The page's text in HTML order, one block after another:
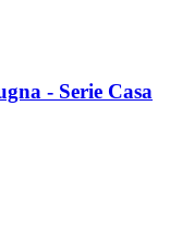
-​ Serie Casa